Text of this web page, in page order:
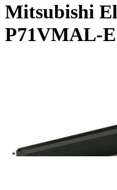
Mitsubishi
P71VMAL-E